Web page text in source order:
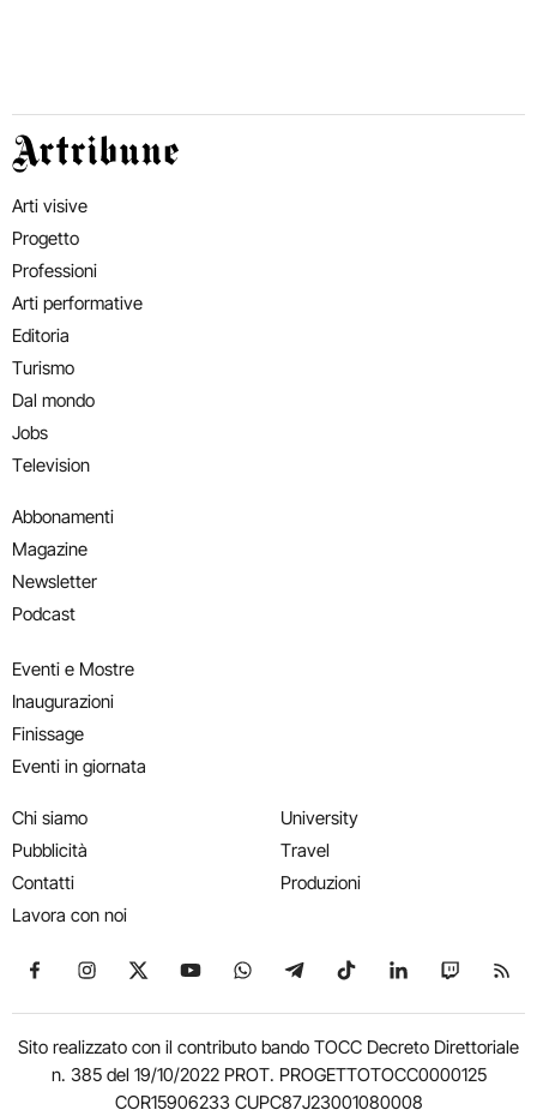
Artribune
Arti visive
Progetto
Professioni
Arti performative
Editoria
Turismo
Dal mondo
Jobs
Television
Abbonamenti
Magazine
Newsletter
Podcast
Eventi e Mostre
Inaugurazioni
Finissage
Eventi in giornata
Chi siamo
Pubblicità
Contatti
Lavora con noi
University
Travel
Produzioni
Seguici su Facebook
Seguici su Instagram
Seguici su X
Seguici su YouTube
Seguici su WhatsApp
Seguici su Telegram
Seguici su TikTok
Seguici su
Seguici
Sito realizzato con il contributo bando TOCC Decreto Direttoriale
n. 385 del 19/10/2022 PROT. PROGETTOTOCC0000125
COR15906233 CUPC87J23001080008